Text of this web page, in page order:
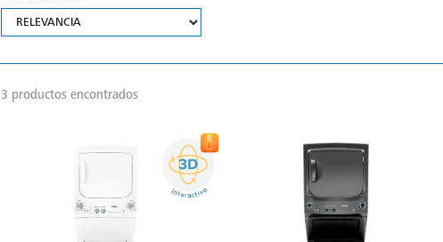
3 productos encontrados